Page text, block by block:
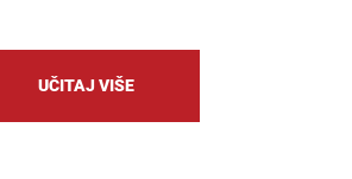
UČITAJ VIŠE